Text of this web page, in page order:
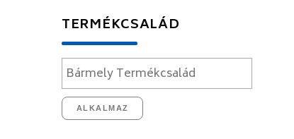
TERMÉKCSALÁD
ALKALMAZ